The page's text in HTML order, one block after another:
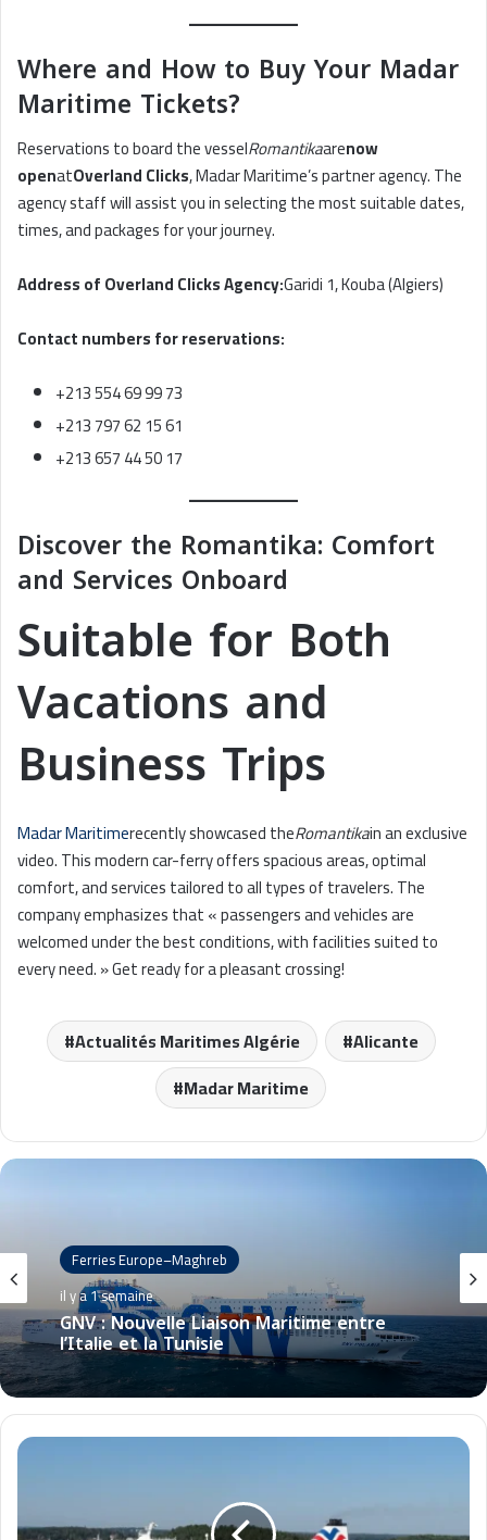
Where and How to Buy Your Madar
Maritime Tickets?
Reservations to board the vesselRomantikaarenow
openatOverland Clicks, Madar Maritime’s partner agency. The
agency staff will assist you in selecting the most suitable dates,
times, and packages for your journey.
Address of Overland Clicks Agency:Garidi 1, Kouba (Algiers)
Contact numbers for reservations:
+213 554 69 99 73
+213 797 62 15 61
+213 657 44 50 17
Discover the Romantika: Comfort
and Services Onboard
Suitable for Both
Vacations and
Business Trips
Madar Maritimerecently showcased theRomantikain an exclusive
video. This modern car-ferry offers spacious areas, optimal
comfort, and services tailored to all types of travelers. The
company emphasizes that « passengers and vehicles are
welcomed under the best conditions, with facilities suited to
every need. » Get ready for a pleasant crossing!
Actualités Maritimes Algérie
Alicante
Madar Maritime
Ferries Europe–Maghreb
il y a 1 semaine
GNV : Nouvelle Liaison Maritime entre
l’Italie et la Tunisie
R